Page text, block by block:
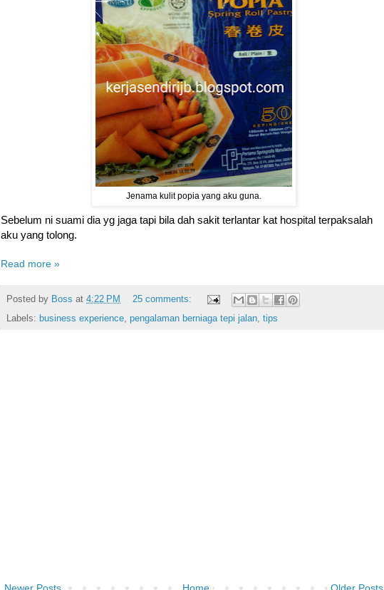
Jenama kulit popia yang aku guna.
Sebelum ni suami dia yg jaga tapi bila dah sakit terlantar kat hospital terpaksalah
aku yang tolong.
Read more »
Posted by Boss at 4:22 PM
25 comments:
Labels: business experience, pengalaman berniaga tepi jalan, tips